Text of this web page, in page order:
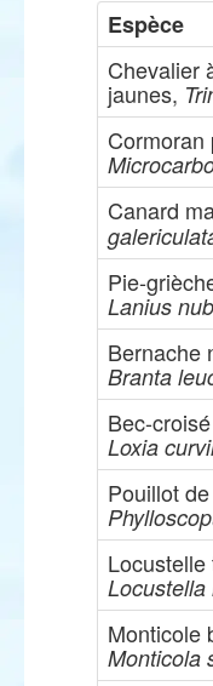
Espèce
Chevalier
jaunes,
Cormoran
Canard
Pie-
Lanius
Bernache
Branta
Bec-
Loxia
Pouillot
Locustella
Monticole
Monticola